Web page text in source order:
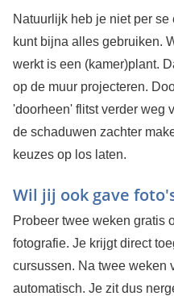
Natuurlijk heb je niet per
kunt bijna alles gebruiken.
werkt is een (kamer)plant.
op de muur projecteren.
'doorheen' flitst verder weg
de schaduwen zachter
keuzes op los laten.
Wil jij ook gave
Probeer twee weken gratis
fotografie. Je krijgt direct
cursussen. Na twee weken
automatisch. Je zit dus